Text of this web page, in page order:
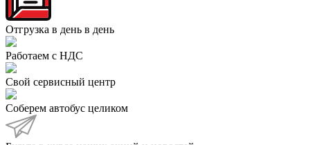
Отгрузка в день в день
Работаем с НДС
Свой сервисный центр
Соберем автобус целиком